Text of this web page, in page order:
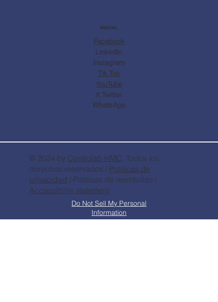
SOCIAL
Facebook
Instagram
LinkedIn
Tik Tok
YouTube
X Twitter
WhatsApp
Do Not Sell My Personal
Information
© 2024 by Centrolab HMC . Todos los
derechos reservados / Políticas de
privacidad / Políticas de reembolso /
Accessibility statement